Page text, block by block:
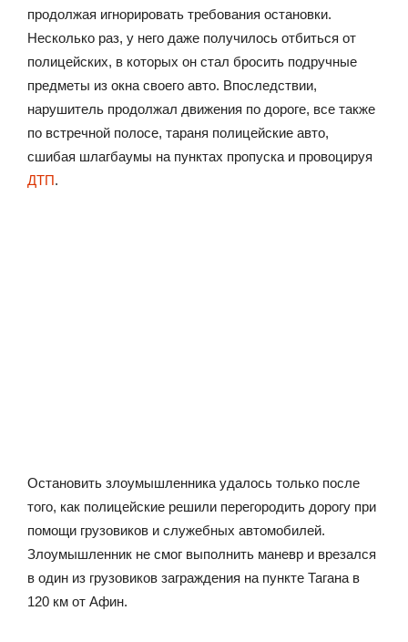
продолжая игнорировать требования остановки.
Несколько раз, у него даже получилось отбиться от
полицейских, в которых он стал бросить подручные
предметы из окна своего авто. Впоследствии,
нарушитель продолжал движения по дороге, все также
по встречной полосе, тараня полицейские авто,
сшибая шлагбаумы на пунктах пропуска и провоцируя
ДТП.
Остановить злоумышленника удалось только после
того, как полицейские решили перегородить дорогу при
помощи грузовиков и служебных автомобилей.
Злоумышленник не смог выполнить маневр и врезался
в один из грузовиков заграждения на пункте Тагана в
120 км от Афин.